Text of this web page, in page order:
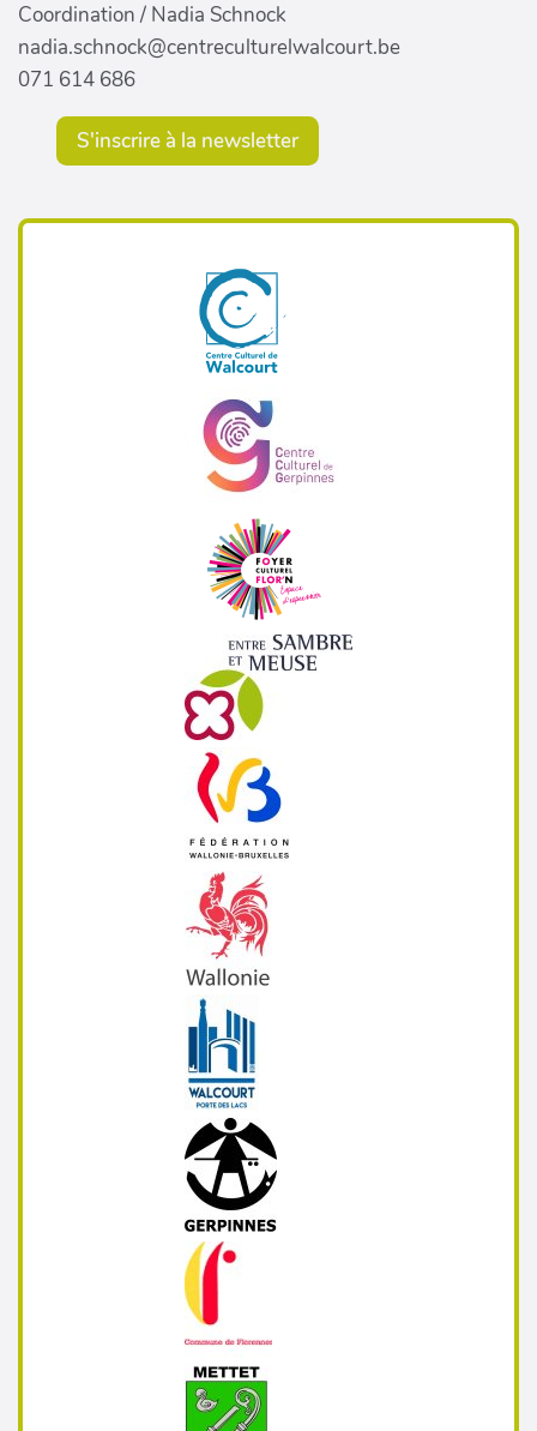
Coordination / Nadia Schnock
nadia.schnock@centreculturelwalcourt.be
071 614 686
S'inscrire à la newsletter